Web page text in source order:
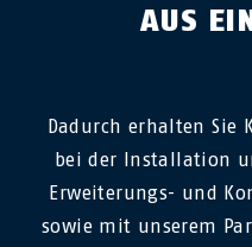
AUS
Dadurch erhalten Sie
bei der Installation
Erweiterungs- und
sowie mit unserem